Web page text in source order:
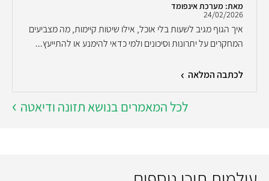
מאת: מערכת אינפומד
24/02/2026
איך הגוף מגיב לשעות בלי אוכל, אילו שיטות קיימות, מה מצביעים
המחקרים על יתרונות וסיכונים ולמי כדאי להימנע או להתייעץ...
לכתבה המלאה
לכל המאמרים בנושא תזונה ודיאטה